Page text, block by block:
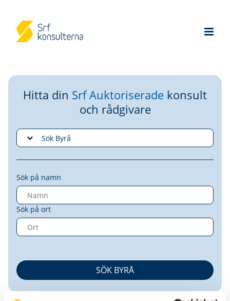
Hitta din Srf Auktoriserade konsult
och rådgivare
Sök på namn
Sök på ort